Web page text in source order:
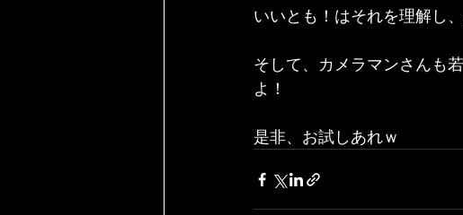
いいとも！はそれを理解し
そして、カメラマンさんも
よ！
是非、お試しあれｗ